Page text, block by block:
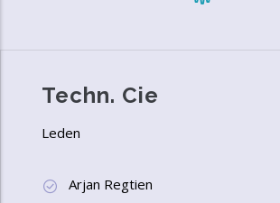
Techn. Cie
Leden
Arjan Regtien